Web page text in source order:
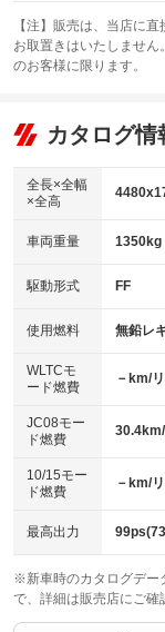
：装備なし
サンルーフ
：装備なし
リフトアップ
：装備なし
：装備なし
パワーウィンドウ
アイドリングストッ
：装備なし
USB入力端子
：装備なし
100V電源
：装備なし
センターデフロック
：装備なし
電動格納ミラー
：装備あり
カーナビ：SDナビ
：装備あり
TV：フルセグ
：装備あり
ビジュアル：-／
：装備あり
：装備あり
革シート
キーレス
HID(キセノンライト)
：装備あり
バックカメラ
：装備あり
エアロ
：装備なし
：装備なし
パワーシート
ベンチシート
：装備なし
チップアップシート
：装備なし
：装備なし
ウォークスルー
：装備なし
【注】販売は、当店に
お取置きはいたしませ
のお客様に限ります。
カタログ情
全長×全幅
×全高
車両重量 1350kg
駆動形式 FF
使用燃料 無鉛レ
WLTCモ
ード燃費
－km/
JC08モー
ド燃費
10/15モー
ド燃費
－km/
最高出力
※新車時のカタログデー
で、詳細は販売店にご確